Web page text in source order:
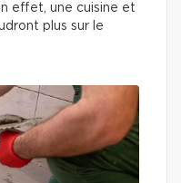
effet, une cuisine et
plus sur le